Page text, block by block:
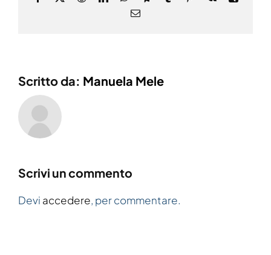
Email
Scritto da: Manuela Mele
Scrivi un commento
Devi accedere, per commentare.